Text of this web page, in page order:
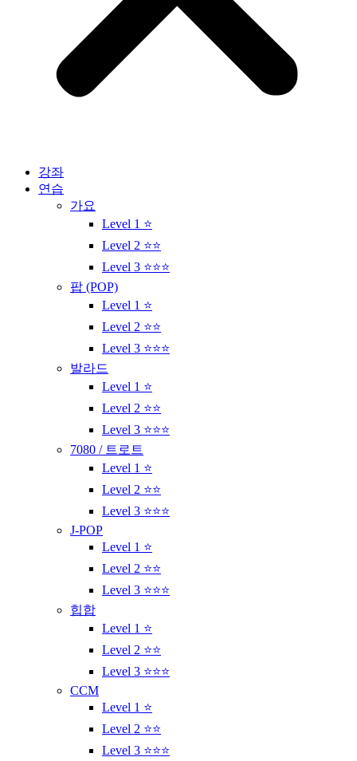
강좌
연습
가요
Level 1 ⭐
Level 2 ⭐⭐
Level 3 ⭐⭐⭐
팝 (POP)
Level 1 ⭐
Level 2 ⭐⭐
Level 3 ⭐⭐⭐
발라드
Level 1 ⭐
Level 2 ⭐⭐
Level 3 ⭐⭐⭐
7080 / 트로트
Level 1 ⭐
Level 2 ⭐⭐
Level 3 ⭐⭐⭐
J-POP
Level 1 ⭐
Level 2 ⭐⭐
Level 3 ⭐⭐⭐
힙합
Level 1 ⭐
Level 2 ⭐⭐
Level 3 ⭐⭐⭐
CCM
Level 1 ⭐
Level 2 ⭐⭐
Level 3 ⭐⭐⭐